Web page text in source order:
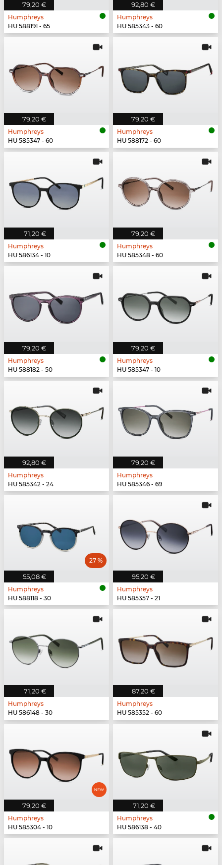
79,20 €
Humphreys
HU 588191 - 65
92,80 €
Humphreys
HU 585343 - 60
79,20 €
Humphreys
HU 585347 - 60
79,20 €
Humphreys
HU 588172 - 60
71,20 €
Humphreys
HU 586134 - 10
79,20 €
Humphreys
HU 585348 - 60
79,20 €
Humphreys
HU 588182 - 50
79,20 €
Humphreys
HU 585347 - 10
92,80 €
Humphreys
HU 585342 - 24
79,20 €
Humphreys
HU 585346 - 69
55,08 €
27 %
Humphreys
HU 588118 - 30
95,20 €
Humphreys
HU 585357 - 21
71,20 €
Humphreys
HU 586148 - 30
87,20 €
Humphreys
HU 585352 - 60
79,20 €
Humphreys
HU 585304 - 10
71,20 €
Humphreys
HU 586138 - 40